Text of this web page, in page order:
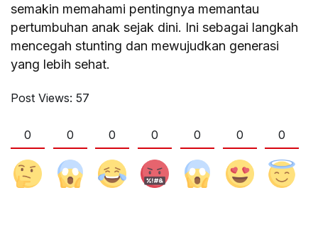
semakin memahami pentingnya memantau
pertumbuhan anak sejak dini. Ini sebagai langkah
mencegah stunting dan mewujudkan generasi
yang lebih sehat.
Post Views: 57
0 0 0 0 0 0 0